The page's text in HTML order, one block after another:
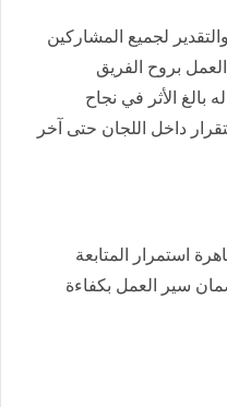
لجميع المشاركين
بروح الفريق
بالغ الأثر في نجاح
داخل اللجان حتى آخر
استمرار المتابعة
سير العمل بكفاءة